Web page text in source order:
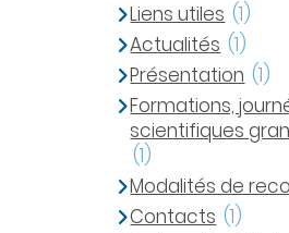
Liens utiles (1)
Actualités (1)
Présentation (1)
Formations,
scientifiques
(1)
Modalités de
Contacts (1)